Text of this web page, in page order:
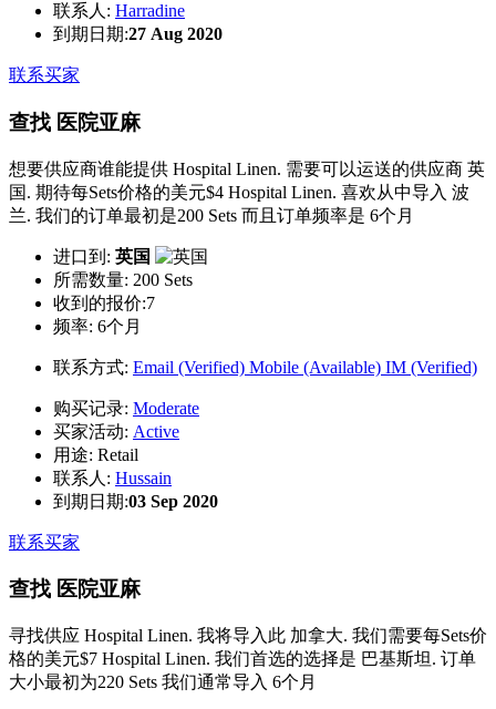
联系人: Harradine
到期日期:27 Aug 2020
联系买家
查找 医院亚麻
想要供应商谁能提供 Hospital Linen. 需要可以运送的供应商 英
国. 期待每Sets价格的美元$4 Hospital Linen. 喜欢从中导入 波
兰. 我们的订单最初是200 Sets 而且订单频率是 6个月
进口到: 英国
所需数量: 200 Sets
收到的报价:7
频率: 6个月
联系方式: Email (Verified) Mobile (Available) IM (Verified)
购买记录: Moderate
买家活动: Active
用途: Retail
联系人: Hussain
到期日期:03 Sep 2020
联系买家
查找 医院亚麻
寻找供应 Hospital Linen. 我将导入此 加拿大. 我们需要每Sets价
格的美元$7 Hospital Linen. 我们首选的选择是 巴基斯坦. 订单
大小最初为220 Sets 我们通常导入 6个月